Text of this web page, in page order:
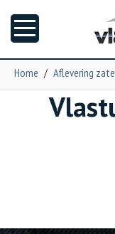
Trailers
Home / Aflevering